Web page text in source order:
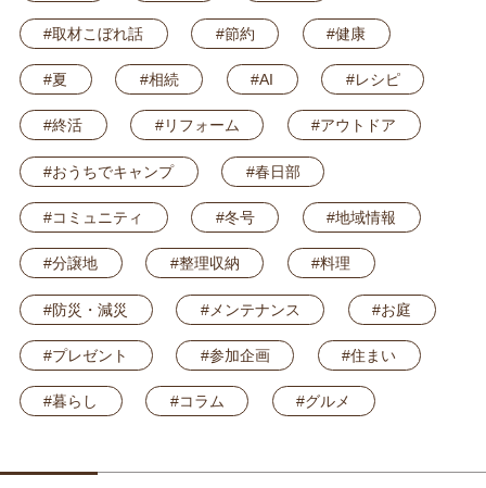
#取材こぼれ話 #節約 #健康
#夏 #相続 #AI #レシピ
#終活 #リフォーム #アウトドア
#おうちでキャンプ #春日部
#コミュニティ #冬号 #地域情報
#分譲地 #整理収納 #料理
#防災・減災 #メンテナンス #お庭
#プレゼント #参加企画 #住まい
#暮らし #コラム #グルメ